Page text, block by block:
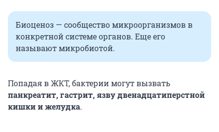
Биоценоз — сообщество микроорганизмов в
конкретной системе органов. Еще его
называют микробиотой.
Попадая в ЖКТ, бактерии могут вызвать
панкреатит, гастрит, язву двенадцатиперстной
кишки и желудка.